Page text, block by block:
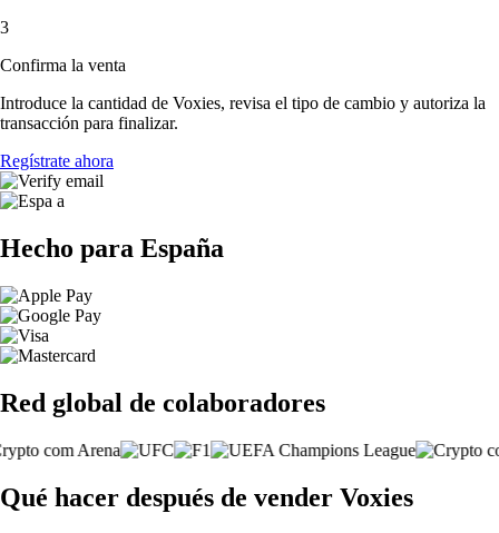
3
Confirma la venta
Introduce la cantidad de Voxies, revisa el tipo de cambio y autoriza la
transacción para finalizar.
Regístrate ahora
Hecho para España
Red global de colaboradores
Qué hacer después de vender Voxies